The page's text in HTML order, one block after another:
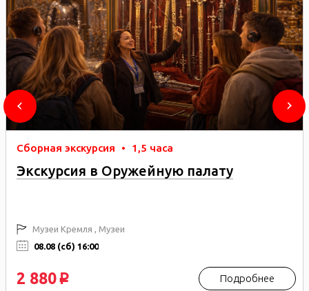
Сборная экскурсия • 1,5 часа
Экскурсия в Оружейную палату
Музеи Кремля , Музеи
08.08 (сб) 16:00
2 880 p Подробнее